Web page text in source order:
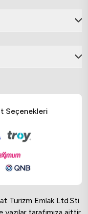
Seçenekleri
Turizm Emlak Ltd.Sti.